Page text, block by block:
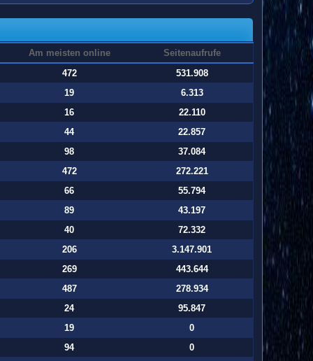
Am meisten online
Seitenaufrufe
472
531.908
19
6.313
16
22.110
44
22.857
98
37.084
472
272.221
66
55.794
89
43.197
40
72.332
206
3.147.901
269
443.644
487
278.934
24
95.847
19
0
94
0